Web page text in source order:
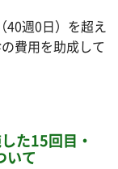
40週0日）を超え
費用を助成して
た15回目・
いて